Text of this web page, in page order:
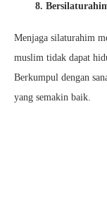
8.
Menjaga silaturahim
muslim tidak dapat
Berkumpul dengan
yang semakin baik.